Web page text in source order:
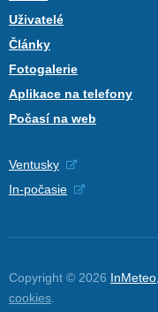
Uživatelé
Články
Fotogalerie
Aplikace na telefony
Počasí na web
Ventusky
In-počasie
Copyright © 2026
cookies